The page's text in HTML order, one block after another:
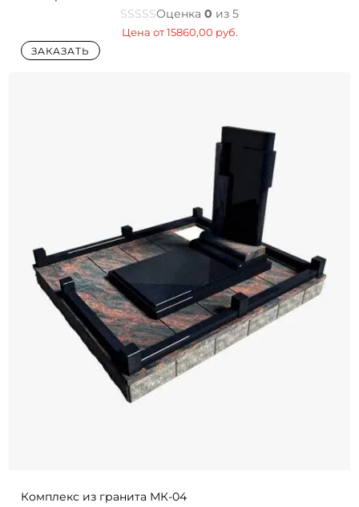
Оценка 0 из 5
Цена от15860,00 руб.
ЗАКАЗАТЬ
Комплекс из гранита МК-04